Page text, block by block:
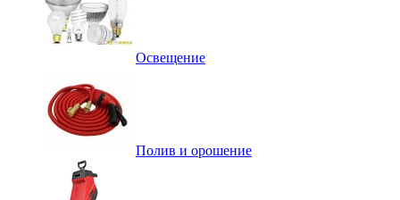
Освещение
Полив и орошение